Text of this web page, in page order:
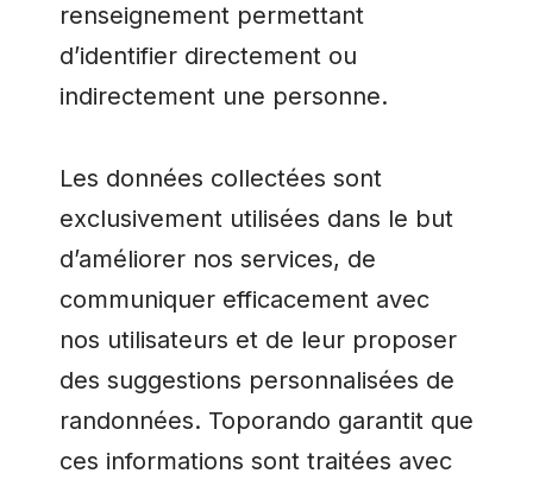
renseignement permettant
d’identifier directement ou
indirectement une personne.
Les données collectées sont
exclusivement utilisées dans le but
d’améliorer nos services, de
communiquer efficacement avec
nos utilisateurs et de leur proposer
des suggestions personnalisées de
randonnées. Toporando garantit que
ces informations sont traitées avec